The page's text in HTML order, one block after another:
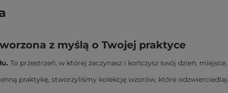
z myślą o Twojej praktyce
To przestrzeń, w której zaczynasz i kończysz swój dzień,
praktykę, stworzyliśmy kolekcję wzorów, które